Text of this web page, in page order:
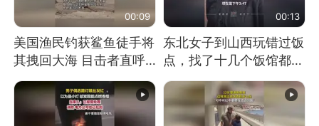
00:09
美国渔民钓获鲨鱼徒手将
其拽回大海 目击者直呼
震惊 （视频来源：参考
消息）
00:13
东北女子到山西玩错过饭
点，找了十几个饭馆都没
开门：午休到几点